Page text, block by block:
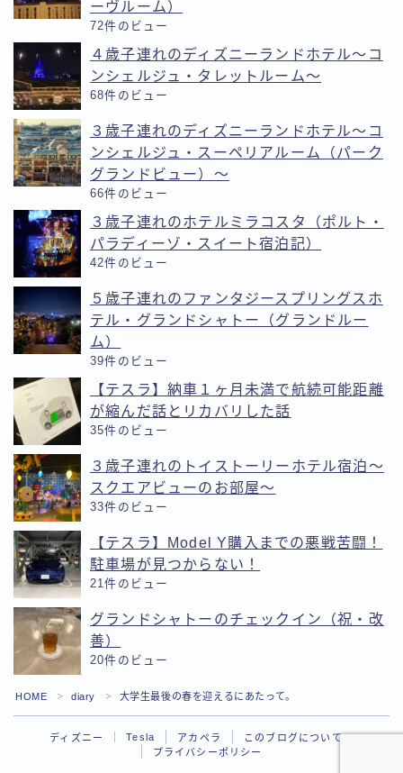
Follow Me
ーヴルーム）
72件のビュー
４歳子連れのディズニーランドホテル〜コ
ンシェルジュ・タレットルーム〜
68件のビュー
３歳子連れのディズニーランドホテル〜コ
ンシェルジュ・スーペリアルーム（パーク
グランドビュー）〜
66件のビュー
３歳子連れのホテルミラコスタ（ポルト・
パラディーゾ・スイート宿泊記）
42件のビュー
５歳子連れのファンタジースプリングスホ
テル・グランドシャトー（グランドルー
ム）
39件のビュー
【テスラ】納車１ヶ月未満で航続可能距離
が縮んだ話とリカバリした話
35件のビュー
３歳子連れのトイストーリーホテル宿泊〜
スクエアビューのお部屋〜
33件のビュー
【テスラ】Model Y購入までの悪戦苦闘！
駐車場が見つからない！
21件のビュー
グランドシャトーのチェックイン（祝・改
善）
20件のビュー
HOME ＞ diary ＞ 大学生最後の春を迎えるにあたって。
ディズニー Tesla アカペラ
このブログについて
プライバシーポリシー